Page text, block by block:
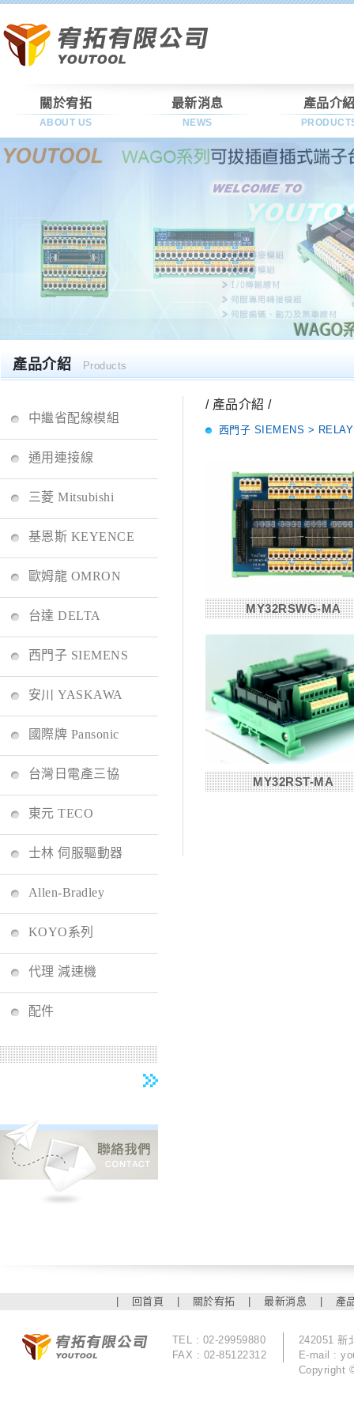
關於宥拓
ABOUT US
最新消息
NEWS
產品介
產品介紹 Products
中繼省配線模組
通用連接線
三菱 Mitsubishi
基恩斯 KEYENCE
歐姆龍 OMRON
台達 DELTA
西門子 SIEMENS
安川 YASKAWA
國際牌 Pansonic
台灣日電產三協
東元 TECO
士林 伺服驅動器
Allen-Bradley
KOYO系列
代理 減速機
配件
/ 產品介紹 /
西門子 SIEMENS >
MY32RSWG-MA
MY32RST-MA
回首頁 關於宥拓 最新消息 產
TEL : 02-29959880
FAX : 02-85122312
242051 新
E-mail :
Copyright